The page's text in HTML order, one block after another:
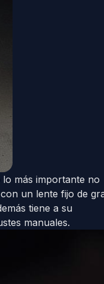
más importante no
un lente fijo de
tiene a su
manuales.